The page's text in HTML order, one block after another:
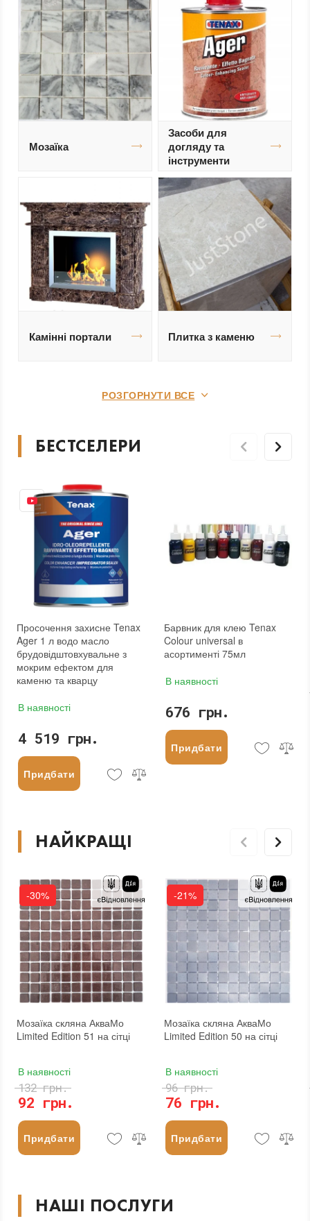
Мозаїка
Засоби для
догляду та
інструменти
Камінні портали Плитка з каменю
РОЗГОРНУТИ ВСЕ
БЕСТСЕЛЕРИ
Просочення захисне Tenax
Ager 1 л водо масло
брудовідштовхувальне з
мокрим ефектом для
каменю та кварцу
В наявності
4 519 грн.
Придбати
Барвник для клею Tenax
Colour universal в
асортименті 75мл
В наявності
676 грн.
Придбати
НАЙКРАЩІ
-30%
Мозаїка скляна АкваМо
Limited Edition 51 на сітці
В наявності
92 грн.
132 грн.
Придбати
-21%
Мозаїка скляна АкваМо
Limited Edition 50 на сітці
В наявності
76 грн.
96 грн.
Придбати
НАШІ ПОСЛУГИ